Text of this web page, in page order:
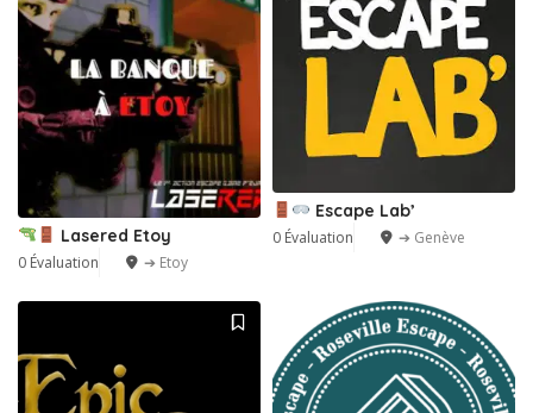
Lasered Etoy
0 Évaluation ➔ Etoy
Escape Lab’
0 Évaluation ➔ Genève